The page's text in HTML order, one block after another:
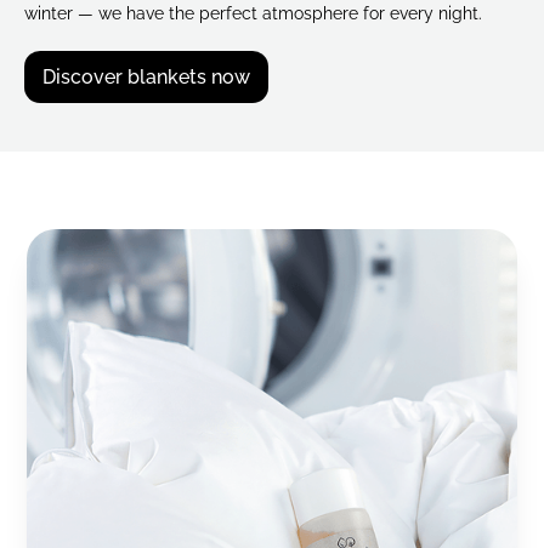
winter — we have the perfect atmosphere for every night.
Discover blankets now